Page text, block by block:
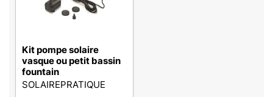
Kit pompe solaire
vasque ou petit bassin
fountain
SOLAIREPRATIQUE